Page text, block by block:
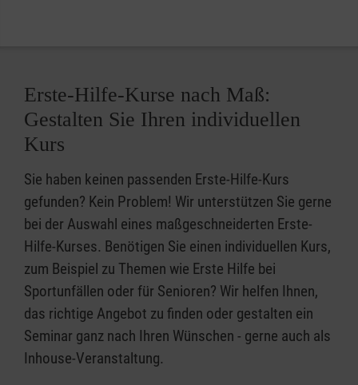
Erste-Hilfe-Kurse nach Maß:
Gestalten Sie Ihren individuellen
Kurs
Sie haben keinen passenden Erste-Hilfe-Kurs
gefunden? Kein Problem! Wir unterstützen Sie gerne
bei der Auswahl eines maßgeschneiderten Erste-
Hilfe-Kurses. Benötigen Sie einen individuellen Kurs,
zum Beispiel zu Themen wie Erste Hilfe bei
Sportunfällen oder für Senioren? Wir helfen Ihnen,
das richtige Angebot zu finden oder gestalten ein
Seminar ganz nach Ihren Wünschen - gerne auch als
Inhouse-Veranstaltung.